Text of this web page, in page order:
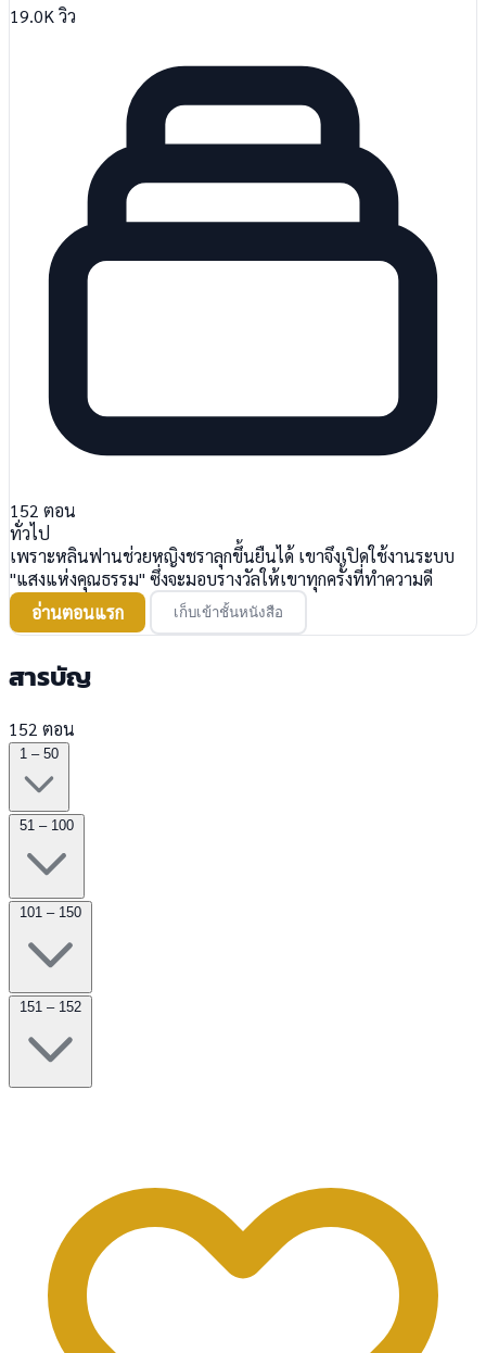
19.0K วิว
152 ตอน
ทั่วไป
เพราะหลินฟานช่วยหญิงชราลุกขึ้นยืนได้ เขาจึงเปิดใช้งานระบบ
"แสงแห่งคุณธรรม" ซึ่งจะมอบรางวัลให้เขาทุกครั้งที่ทำความดี
อ่านตอนแรก
เก็บเข้าชั้นหนังสือ
สารบัญ
152 ตอน
1 – 50
51 – 100
101 – 150
151 – 152